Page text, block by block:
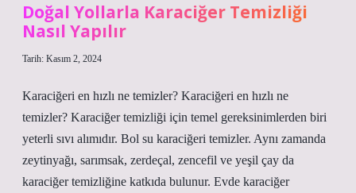
Doğal Yollarla Karaciğer Temizliği
Nasıl Yapılır
Tarih: Kasım 2, 2024
Karaciğeri en hızlı ne temizler? Karaciğeri en hızlı ne
temizler? Karaciğer temizliği için temel gereksinimlerden biri
yeterli sıvı alımıdır. Bol su karaciğeri temizler. Aynı zamanda
zeytinyağı, sarımsak, zerdeçal, zencefil ve yeşil çay da
karaciğer temizliğine katkıda bulunur. Evde karaciğer